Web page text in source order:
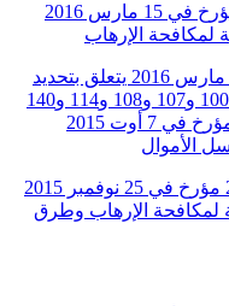
أمر حكومي عدد 49 لسنة 2016 مؤرخ في 15 مارس 2016
لمكافحة الإرهاب
قرار من وزير المالية مؤرخ في 1 مارس 2016 يتعلق بتحديد
المبالغ المنصوص عليها بالفصول 100 و107 و108 و114 و140
من القانون عدد 26 لسنة 2015 المؤرخ في 7 أوت 2015
الأموال
أمر حكومي عدد 1777 لسنة 2015 مؤرخ في 25 نوفمبر 2015
لمكافحة الإرهاب وطرق